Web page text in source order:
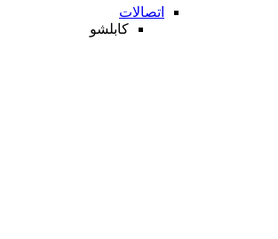
اتصالات
کابلشو